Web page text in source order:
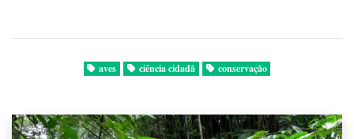
aves ciência cidadã conservação